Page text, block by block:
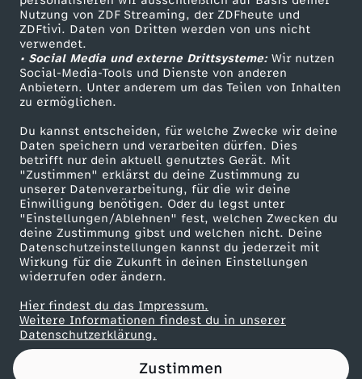
Nutzung von ZDF Streaming, der ZDFheute und
ZDFtivi. Daten von Dritten werden von uns nicht
verwendet.
• Social Media und externe Drittsysteme:Wir nutzen
Social-Media-Tools und Dienste von anderen
Anbietern. Unter anderem um das Teilen von Inhalten
zu ermöglichen.
Du kannst entscheiden, für welche Zwecke wir deine
Daten speichern und verarbeiten dürfen. Dies
betrifft nur dein aktuell genutztes Gerät. Mit
"Zustimmen" erklärst du deine Zustimmung zu
unserer Datenverarbeitung, für die wir deine
Einwilligung benötigen. Oder du legst unter
"Einstellungen/Ablehnen" fest, welchen Zwecken du
deine Zustimmung gibst und welchen nicht. Deine
Datenschutzeinstellungen kannst du jederzeit mit
Wirkung für die Zukunft in deinen Einstellungen
widerrufen oder ändern.
Hier findest du das Impressum.
Weitere Informationen findest du in unserer
Datenschutzerklärung.
Zustimmen
d
e
n
ZDF Unternehmen
Karriere
ZDF goes Schule
Werbefernsehen
Mainzelmännchen
Partner